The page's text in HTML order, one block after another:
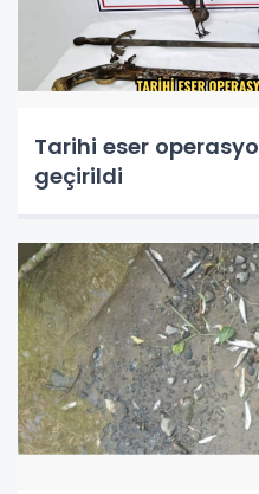
Tarihi eser
geçirildi